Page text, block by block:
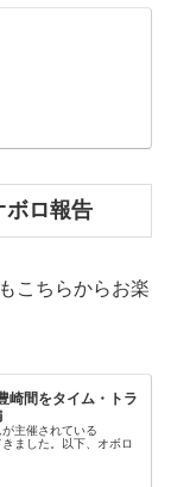
ボロ報告
こちらからお楽
崎間をタイム・トラ
主催されている
ました。以下、オボロ